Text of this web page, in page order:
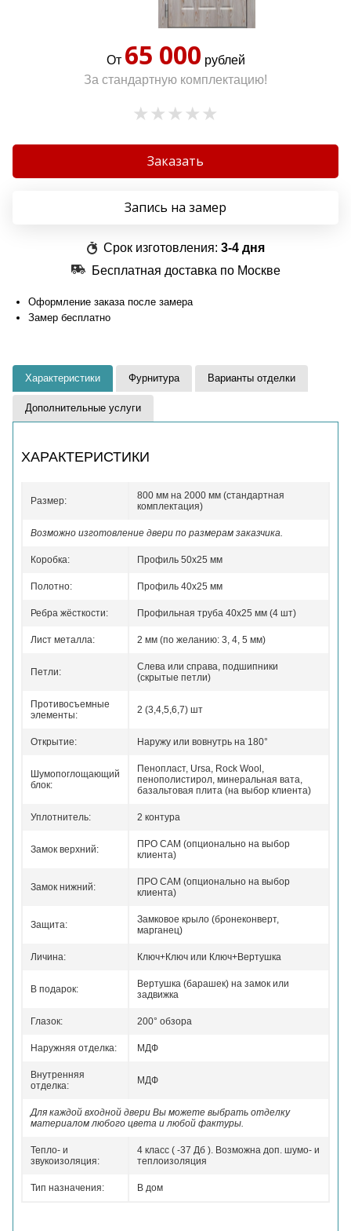
От 65 000 рублей
За стандартную комплектацию!
Заказать
Запись на замер
Срок изготовления: 3-4 дня
Бесплатная доставка по Москве
Оформление заказа после замера
Замер бесплатно
Характеристики Фурнитура Варианты отделки
Дополнительные услуги
ХАРАКТЕРИСТИКИ
Размер:
800 мм на 2000 мм (стандартная
комплектация)
Возможно изготовление двери по размерам заказчика.
Коробка: Профиль 50x25 мм
Полотно: Профиль 40x25 мм
Ребра жёсткости: Профильная труба 40х25 мм (4 шт)
Лист металла: 2 мм (по желанию: 3, 4, 5 мм)
Петли:
Слева или справа, подшипники
(скрытые петли)
Противосъемные
элементы:
2 (3,4,5,6,7) шт
Открытие: Наружу или вовнутрь на 180°
Шумопоглощающий
блок:
Пенопласт, Ursa, Rock Wool,
пенополистирол, минеральная вата,
базальтовая плита (на выбор клиента)
Уплотнитель: 2 контура
Замок верхний:
ПРО САМ (опционально на выбор
клиента)
Замок нижний:
ПРО САМ (опционально на выбор
клиента)
Защита:
Замковое крыло (бронеконверт,
марганец)
Личина: Ключ+Ключ или Ключ+Вертушка
В подарок:
Вертушка (барашек) на замок или
задвижка
Глазок: 200° обзора
Наружняя отделка: МДФ
Внутренняя
отделка:
МДФ
Для каждой входной двери Вы можете выбрать отделку
материалом любого цвета и любой фактуры.
Тепло- и
звукоизоляция:
4 класс ( -37 Дб ). Возможна доп. шумо- и
теплоизоляция
Тип назначения: В дом